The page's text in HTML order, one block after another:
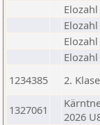
1234385
2.
1327061
2026